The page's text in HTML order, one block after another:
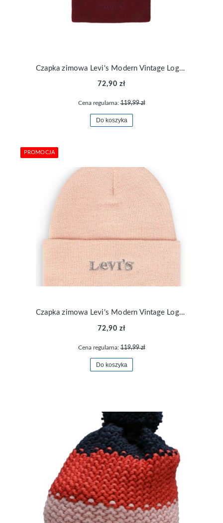
Czapka zimowa Levi's Modern Vintage Logo Beanie 38022-0287
72,90 zł
Cena regularna:119,99 zł
Do koszyka
Czapka zimowa Levi's Modern Vintage Logo Beanie 38141-0110
72,90 zł
Cena regularna:119,99 zł
Do koszyka
PROMOCJA